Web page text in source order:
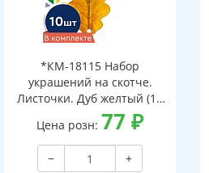
*КМ-18115 Набор
украшений на скотче.
Листочки. Дуб желтый (10
шт. в наборе,
двухсторонняя, ВД-лак)
Цена розн: 77₽
−
+